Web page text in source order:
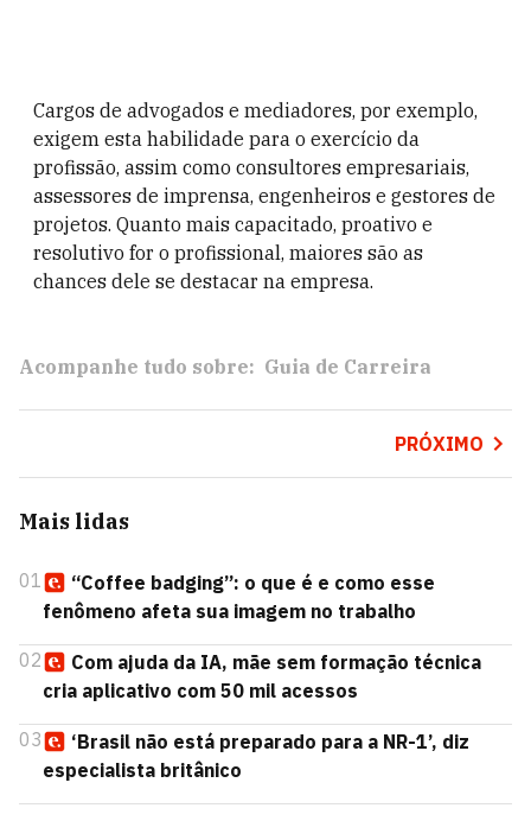
Cargos de advogados e mediadores, por exemplo,
exigem esta habilidade para o exercício da
profissão, assim como consultores empresariais,
assessores de imprensa, engenheiros e gestores de
projetos. Quanto mais capacitado, proativo e
resolutivo for o profissional, maiores são as
chances dele se destacar na empresa.
Acompanhe tudo sobre: Guia de Carreira
PRÓXIMO
Mais lidas
01
“Coffee badging”: o que é e como esse
fenômeno afeta sua imagem no trabalho
02
Com ajuda da IA, mãe sem formação técnica
cria aplicativo com 50 mil acessos
03
‘Brasil não está preparado para a NR-1’, diz
especialista britânico